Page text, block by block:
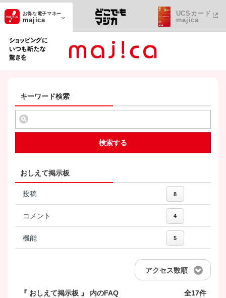
ショッピングにいつも新たな驚きを
お得な電子マネー
majica
UCSカード
majica
キーワード検索
検索する
おしえて掲示板
投稿 8
コメント 4
機能 5
アクセス数順
『 おしえて掲示板 』 内のFAQ 全17件